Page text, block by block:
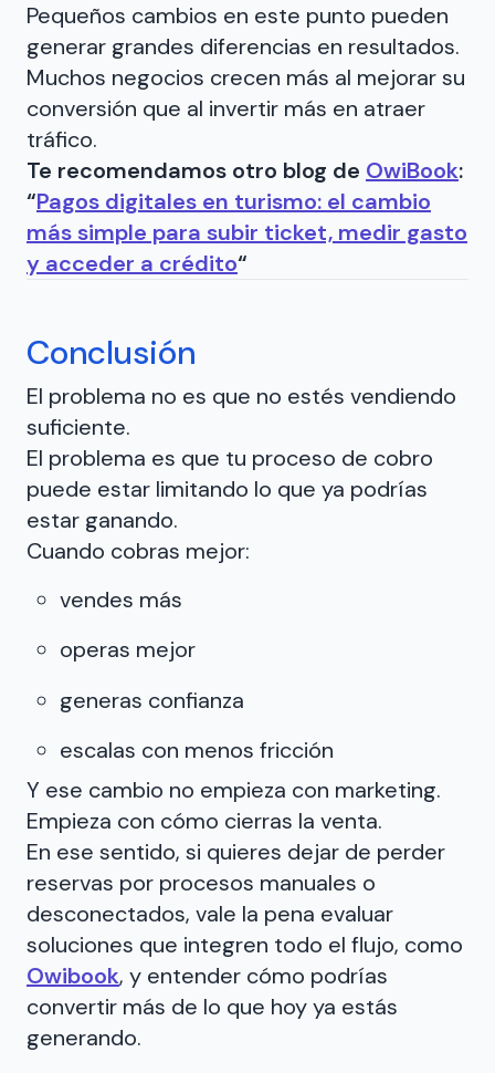
Pequeños cambios en este punto pueden
generar grandes diferencias en resultados.
Muchos negocios crecen más al mejorar su
conversión que al invertir más en atraer
tráfico.
Te recomendamos otro blog de OwiBook:
“Pagos digitales en turismo: el cambio
más simple para subir ticket, medir gasto
y acceder a crédito“
Conclusión
El problema no es que no estés vendiendo
suficiente.
El problema es que tu proceso de cobro
puede estar limitando lo que ya podrías
estar ganando.
Cuando cobras mejor:
vendes más
operas mejor
generas confianza
escalas con menos fricción
Y ese cambio no empieza con marketing.
Empieza con cómo cierras la venta.
En ese sentido, si quieres dejar de perder
reservas por procesos manuales o
desconectados, vale la pena evaluar
soluciones que integren todo el flujo, como
Owibook, y entender cómo podrías
convertir más de lo que hoy ya estás
generando.